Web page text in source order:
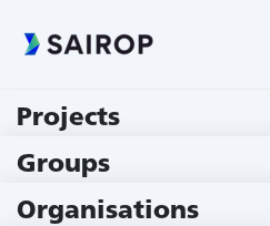
Projects
Groups
Organisations